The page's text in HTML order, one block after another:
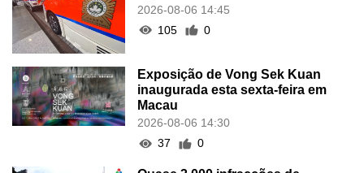
2026-08-06 14:45
105
0
Exposição de Vong Sek Kuan
inaugurada esta sexta-feira em
Macau
2026-08-06 14:30
37
0